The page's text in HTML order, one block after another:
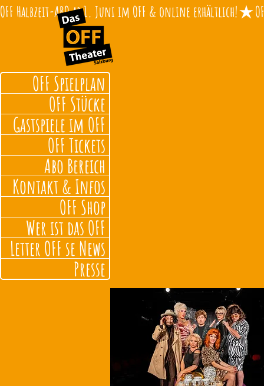
OFF Halbzeit-ABO ab 1. Juni im OFF & online erhältlich!
OFF Spielplan
OFF Stücke
Gastspiele im OFF
OFF Tickets
Abo Bereich
Kontakt & Infos
OFF Shop
Wer ist das OFF
Letter OFF se News
Presse